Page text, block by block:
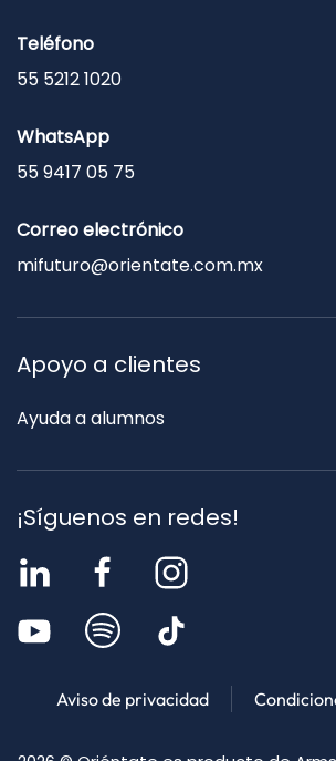
Teléfono
55 5212 1020
WhatsApp
55 9417 05 75
Correo electrónico
mifuturo@orientate.com.mx
Apoyo a clientes
Ayuda a alumnos
¡Síguenos en redes!
Aviso de privacidad